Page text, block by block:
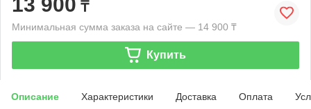
₸
Минимальная сумма заказа на сайте — 14 900 ₸
Купить
Описание Характеристики Доставка Оплата